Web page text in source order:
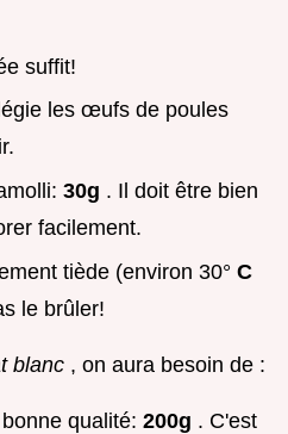
suffit!
les œufs de poules
30g . Il doit être bien
facilement.
tiède (environ 30° C
le brûler!
blanc , on aura besoin de :
qualité: 200g . C'est